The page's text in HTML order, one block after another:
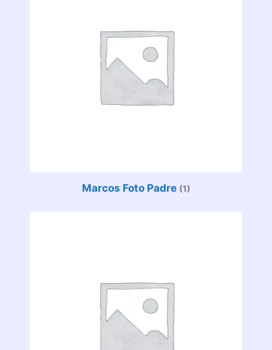
Marcos Foto Padre (1)